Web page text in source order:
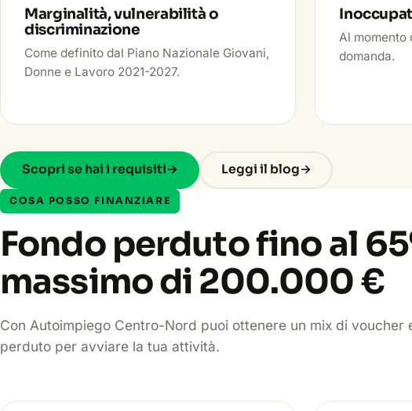
Marginalità, vulnerabilità o
discriminazione
Come definito dal Piano Nazionale Giovani,
Donne e Lavoro 2021-2027.
Al momento
domanda.
Scopri se hai i requisiti→ Leggi il blog→
COSA POSSO FINANZIARE
Fondo perduto fino al
massimo di 200.000 €
Con Autoimpiego Centro-Nord puoi ottenere un mix di voucher
perduto per avviare la tua attività.